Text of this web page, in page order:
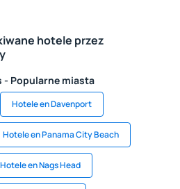
hotele przez
- Popularne miasta
Hotele en Davenport
Hotele en Panama City Beach
Hotele en Nags Head